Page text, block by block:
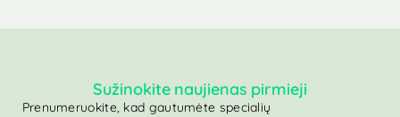
Sužinokite naujienas pirmieji
Prenumeruokite, kad gautumėte specialių